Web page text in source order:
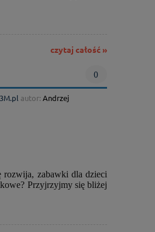
czytaj całość »
0
autor: Andrzej
rozwija, zabawki dla dzieci
Przyjrzyjmy się bliżej